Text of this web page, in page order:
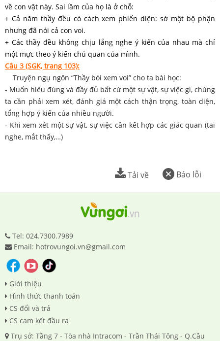
về con vật này. Sai lầm của họ là ở chỗ:
+ Cả năm thầy đều có cách xem phiến diện: sờ một bộ phận
nhưng đã nói cả con voi.
+ Các thầy đều không chịu lắng nghe ý kiến của nhau mà chỉ
một mực theo ý kiến chủ quan của mình.
Câu 3 (SGK, trang 103):
Truyện ngụ ngôn “Thầy bói xem voi” cho ta bài học:
- Muốn hiểu đúng và đầy đủ bất cứ một sự vật, sự việc gì, chúng
ta cần phải xem xét, đánh giá một cách thận trọng, toàn diện,
tổng hợp ý kiến của nhiều người.
- Khi xem xét một sự vật, sự việc cần kết hợp các giác quan (tai
nghe, mắt thấy,…)
Báo lỗi
Tải về
Tel: 024.7300.7989
Email: hotrovungoi.vn@gmail.com
Giới thiệu
Hình thức thanh toán
CS đổi và trả
CS cam kết đầu ra
Trụ sở: Tầng 7 - Tòa nhà Intracom - Trần Thái Tông - Q.Cầu